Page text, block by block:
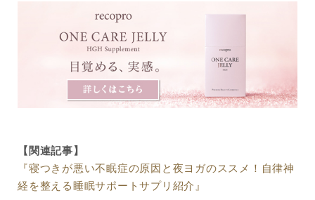
【関連記事】
『寝つきが悪い不眠症の原因と夜ヨガのススメ！自律神
経を整える睡眠サポートサプリ紹介』